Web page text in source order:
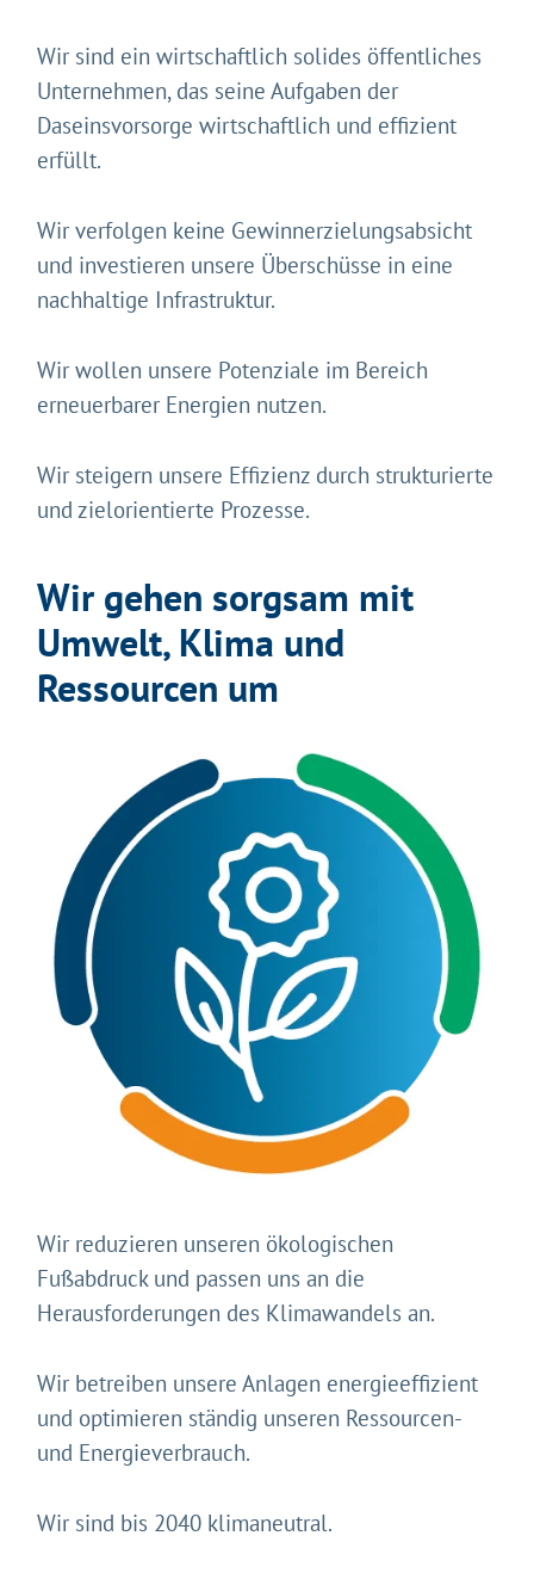
Wir sind ein wirtschaftlich solides öffentliches
Unternehmen, das seine Aufgaben der
Daseinsvorsorge wirtschaftlich und effizient
erfüllt.
Wir verfolgen keine Gewinnerzielungsabsicht
und investieren unsere Überschüsse in eine
nachhaltige Infrastruktur.
Wir wollen unsere Potenziale im Bereich
erneuerbarer Energien nutzen.
Wir steigern unsere Effizienz durch strukturierte
und zielorientierte Prozesse.
Wir gehen sorgsam mit
Umwelt, Klima und
Ressourcen um
Wir reduzieren unseren ökologischen
Fußabdruck und passen uns an die
Herausforderungen des Klimawandels an.
Wir betreiben unsere Anlagen energieeffizient
und optimieren ständig unseren Ressourcen-
und Energieverbrauch.
Wir sind bis 2040 klimaneutral.